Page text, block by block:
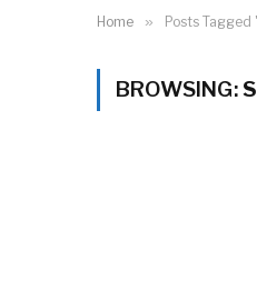
Home » Posts Tagged
BROWSING: